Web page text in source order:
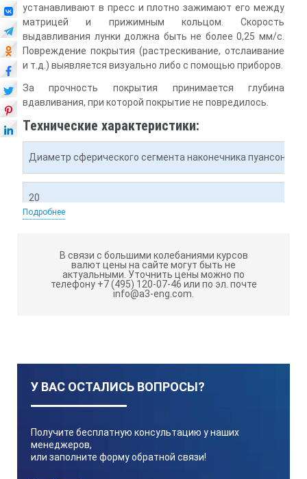
устанавливают в пресс и плотно зажимают его между
матрицей и прижимным кольцом. Скорость
выдавливания лунки должна быть не более 0,25 мм/с.
Повреждение покрытия (растрескивание, отслаивание
и т.д.) выявляется визуально либо с помощью приборов.
За прочность покрытия принимается глубина
вдавливания, при которой покрытие не повредилось.
Технические характеристики:
Диаметр сферического сегмента наконечника пуансона,
20
±0,1
Подробнее
В связи с большими колебаниями курсов
валют цены на сайте могут быть не
актуальными. Уточнить цены можно по
телефону +7 (495) 120-07-46 или по эл. почте
info@a3-eng.com.
У ВАС ОСТАЛИСЬ ВОПРОСЫ?
Получите бесплатную консультацию у наших
менеджеров,
или заполните форму обратной связи!